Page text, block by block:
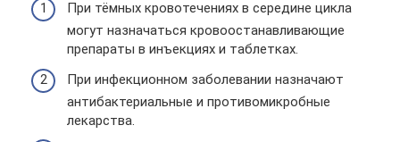
При тёмных кровотечениях в середине цикла
могут назначаться кровоостанавливающие
препараты в инъекциях и таблетках.
При инфекционном заболевании назначают
антибактериальные и противомикробные
лекарства.